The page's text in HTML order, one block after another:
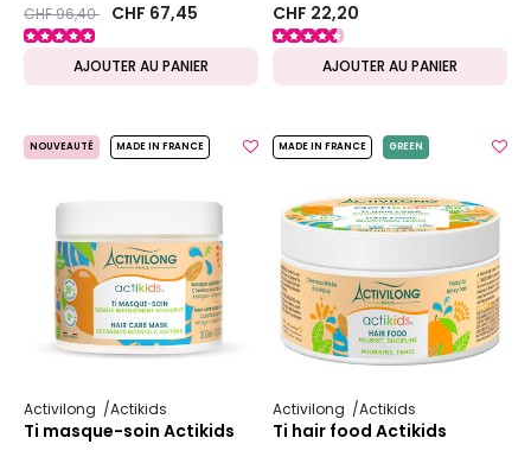
Prix ​​réduit de
CHF 96,40to CHF 67,45
AJOUTER AU PANIER
CHF 22,20
AJOUTER AU PANIER
NOUVEAUTÉ MADE IN FRANCE
Activilong Actikids
Ti masque-soin Actikids
MADE IN FRANCE GREEN
Activilong Actikids
Ti hair food Actikids